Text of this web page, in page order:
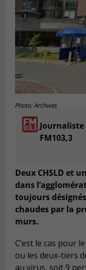
Photo: Archives
Journaliste
FM103,3
Deux CHSLD et
dans
toujours
chaudes par la
murs.
C’est le cas pour
ou les deux-tiers
au virus, soit 9